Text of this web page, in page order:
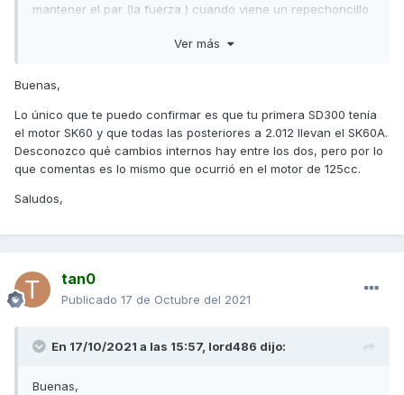
mantener el par (la fuerza ) cuando viene un repechoncillo
brío hasta los 120 130 más o menos después se descafeina
menos entiendo a sido lo de el variador malossi no e notado
cuando lo puse era la noche y el día tanto que le tuve que
poner rodillos bastante más pesados era muy radical el
cambio ahora se nota algo pero no tanto no es una gran
diferencia no sé es raro
Ver más
Buenas,
Lo único que te puedo confirmar es que tu primera SD300 tenía
el motor SK60 y que todas las posteriores a 2.012 llevan el SK60A.
Desconozco qué cambios internos hay entre los dos, pero por lo
que comentas es lo mismo que ocurrió en el motor de 125cc.
Saludos,
tan0
Publicado 17 de Octubre del 2021
En 17/10/2021 a las 15:57, lord486 dijo:
Buenas,